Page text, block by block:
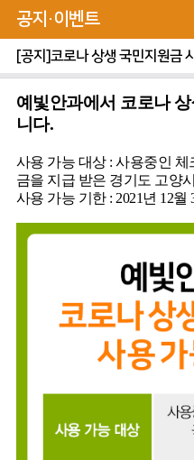
공지·이벤트
[공지]코로나 상생 국민지원금
예빛안과에서 코로나
니다.
사용 가능 대상 : 사용중인
금을 지급 받은 경기도 고양
사용 가능 기한 : 2021년 12월